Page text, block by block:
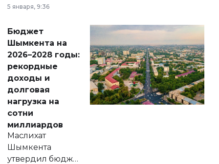
принести
народу
Венесуэлы.
5 января, 9:36
Бюджет
Шымкента на
2026–2028 годы:
рекордные
доходы и
долговая
нагрузка на
сотни
миллиардов
Маслихат
Шымкента
утвердил бюджет